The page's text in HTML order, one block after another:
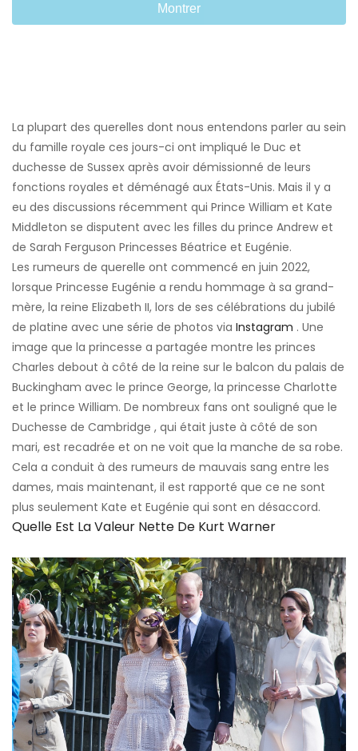
Montrer
La plupart des querelles dont nous entendons parler au sein
du famille royale ces jours-ci ont impliqué le Duc et
duchesse de Sussex après avoir démissionné de leurs
fonctions royales et déménagé aux États-Unis. Mais il y a
eu des discussions récemment qui Prince William et Kate
Middleton se disputent avec les filles du prince Andrew et
de Sarah Ferguson Princesses Béatrice et Eugénie.
Les rumeurs de querelle ont commencé en juin 2022,
lorsque Princesse Eugénie a rendu hommage à sa grand-
mère, la reine Elizabeth II, lors de ses célébrations du jubilé
de platine avec une série de photos via Instagram . Une
image que la princesse a partagée montre les princes
Charles debout à côté de la reine sur le balcon du palais de
Buckingham avec le prince George, la princesse Charlotte
et le prince William. De nombreux fans ont souligné que le
Duchesse de Cambridge , qui était juste à côté de son
mari, est recadrée et on ne voit que la manche de sa robe.
Cela a conduit à des rumeurs de mauvais sang entre les
dames, mais maintenant, il est rapporté que ce ne sont
plus seulement Kate et Eugénie qui sont en désaccord.
Quelle Est La Valeur Nette De Kurt Warner